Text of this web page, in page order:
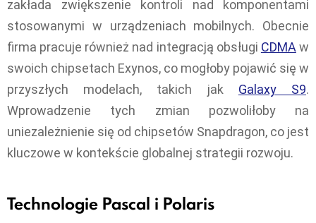
zakłada zwiększenie kontroli nad komponentami
stosowanymi w urządzeniach mobilnych. Obecnie
firma pracuje również nad integracją obsługi CDMA w
swoich chipsetach Exynos, co mogłoby pojawić się w
przyszłych modelach, takich jak Galaxy S9.
Wprowadzenie tych zmian pozwoliłoby na
uniezależnienie się od chipsetów Snapdragon, co jest
kluczowe w kontekście globalnej strategii rozwoju.
Technologie Pascal i Polaris